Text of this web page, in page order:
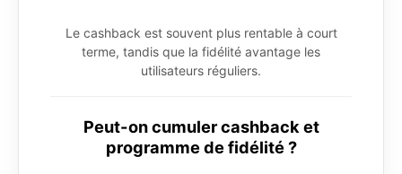
Le cashback est souvent plus rentable à court
terme, tandis que la fidélité avantage les
utilisateurs réguliers.
Peut-on cumuler cashback et
programme de fidélité ?